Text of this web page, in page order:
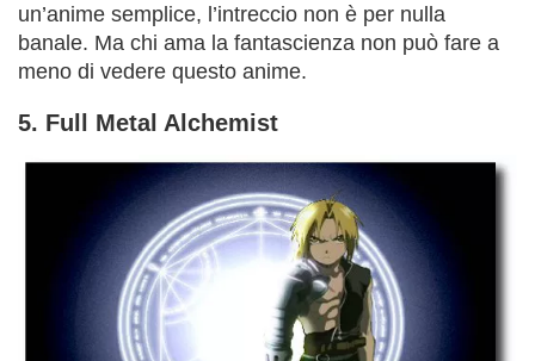
un’anime semplice, l’intreccio non è per nulla
banale. Ma chi ama la fantascienza non può fare a
meno di vedere questo anime.
5. Full Metal Alchemist